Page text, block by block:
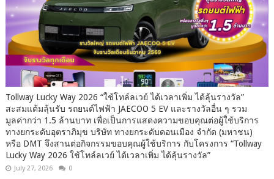
Tollway Lucky Way 2026 “ใช้โทล์ลเวย์ ได้เวลาเพิ่ม ได้ลุ้นรางวัล”
สะสมแต้มลุ้นรับ รถยนต์ไฟฟ้า JAECOO 5 EV และรางวัลอื่น ๆ รวม
มูลค่ากว่า 1.5 ล้านบาท เพื่อเป็นการแสดงความขอบคุณต่อผู้ใช้บริการ
ทางยกระดับอุตราภิมุข บริษัท ทางยกระดับดอนเมือง จำกัด (มหาชน)
หรือ DMT จึงสานต่อกิจกรรมขอบคุณผู้ใช้บริการ กับโครงการ “Tollway
Lucky Way 2026 ใช้โทล์ลเวย์ ได้เวลาเพิ่ม ได้ลุ้นรางวัล”
July 27, 2026 0